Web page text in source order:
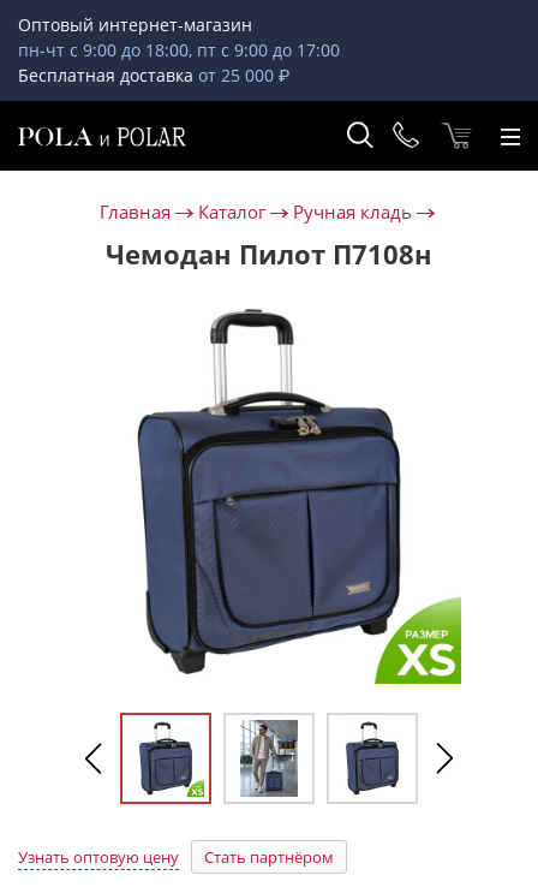
Оптовый интернет-магазин
пн-чт с 9:00 до 18:00, пт с 9:00 до 17:00
Бесплатная доставка от 25 000 ₽
Главная Каталог Ручная кладь
Чемодан Пилот П7108н
Узнать оптовую цену Стать партнёром